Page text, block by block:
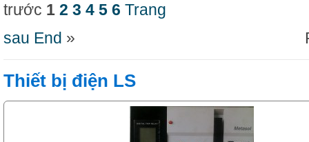
trước 1 2 3 4 5 6 Trang
sau End »
Thiết bị điện LS